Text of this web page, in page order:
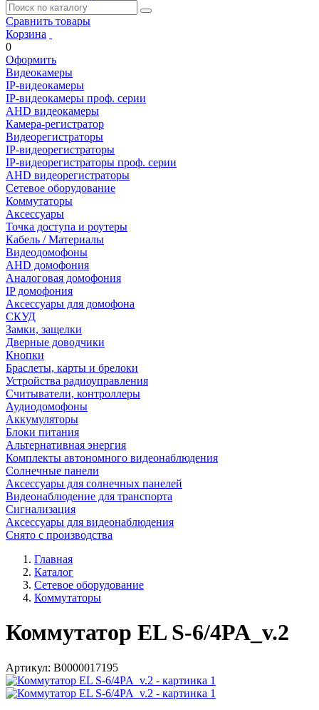
Сравнить товары
Корзина
0
Оформить
Видеокамеры
IP-видеокамеры
IP-видеокамеры проф. серии
AHD видеокамеры
Камера-регистратор
Видеорегистраторы
IP-видеорегистраторы
IP-видеорегистраторы проф. серии
AHD видеорегистраторы
Сетевое оборудование
Коммутаторы
Аксессуары
Точка доступа и роутеры
Кабель / Материалы
Видеодомофоны
AHD домофония
Аналоговая домофония
IP домофония
Аксессуары для домофона
СКУД
Замки, защелки
Дверные доводчики
Кнопки
Браслеты, карты и брелоки
Устройства радиоуправления
Считыватели, контроллеры
Аудиодомофоны
Аккумуляторы
Блоки питания
Альтернативная энергия
Комплекты автономного видеонаблюдения
Солнечные панели
Аксессуары для солнечных панелей
Видеонаблюдение для транспорта
Сигнализация
Аксессуары для видеонаблюдения
Снято с производства
Главная
Каталог
Сетевое оборудование
Коммутаторы
Коммутатор EL S-6/4PA_v.2
Артикул: В0000017195